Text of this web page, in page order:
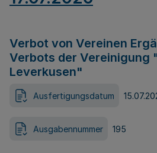
Verbot von Vereinen
Verbots der Vereinigung
Leverkusen"
Ausfertigungsdatum
Ausgabennummer 195